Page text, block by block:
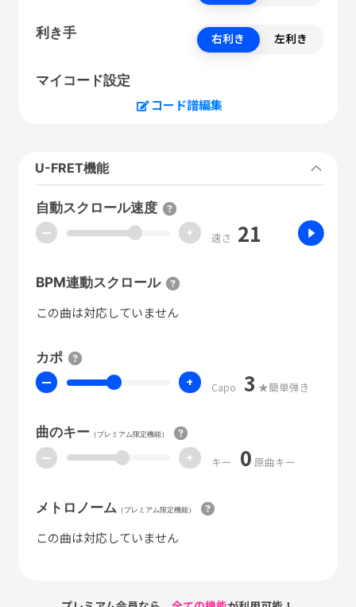
利き手 右利き 左利き
マイコード設定
コード譜編集
U-FRET機能
自動スクロール速度
ー + 速さ 21
BPM連動スクロール
この曲は対応していません
カポ
ー + Capo 3 ★簡単弾き
曲のキー（プレミアム限定機能）
ー + キー 0 原曲キー
メトロノーム （プレミアム限定機能）
この曲は対応していません